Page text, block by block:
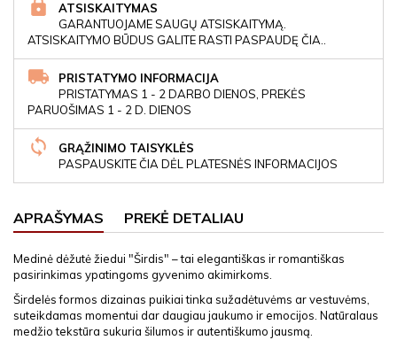
ATSISKAITYMAS
GARANTUOJAME SAUGŲ ATSISKAITYMĄ.
ATSISKAITYMO BŪDUS GALITE RASTI PASPAUDĘ ČIA..
PRISTATYMO INFORMACIJA
PRISTATYMAS 1 - 2 DARBO DIENOS, PREKĖS
PARUOŠIMAS 1 - 2 D. DIENOS
GRĄŽINIMO TAISYKLĖS
PASPAUSKITE ČIA DĖL PLATESNĖS INFORMACIJOS
APRAŠYMAS PREKĖ DETALIAU
Medinė dėžutė žiedui "Širdis" – tai elegantiškas ir romantiškas
pasirinkimas ypatingoms gyvenimo akimirkoms.
Širdelės formos dizainas puikiai tinka sužadėtuvėms ar vestuvėms,
suteikdamas momentui dar daugiau jaukumo ir emocijos. Natūralaus
medžio tekstūra sukuria šilumos ir autentiškumo jausmą.